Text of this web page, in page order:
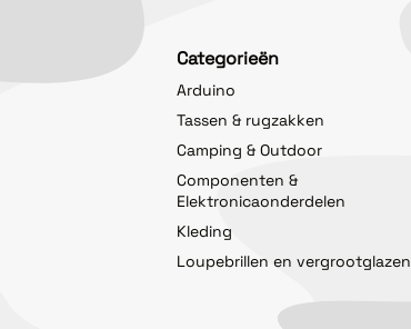
Categorieën
Arduino
Tassen & rugzakken
Camping & Outdoor
Componenten &
Elektronicaonderdelen
Kleding
Loupebrillen en vergrootglazen